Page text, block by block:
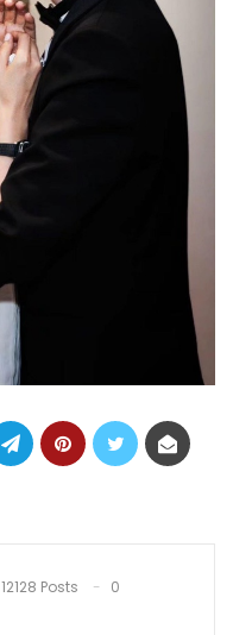
12128 Posts
0